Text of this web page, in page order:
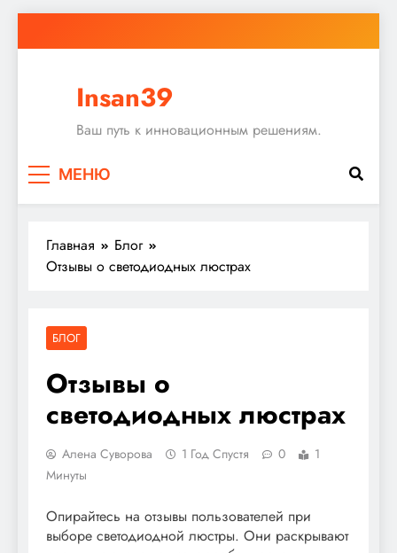
к
Insan39
Ваш путь к инновационным решениям.
МЕНЮ
Главная
Блог
Отзывы о светодиодных люстрах
БЛОГ
Отзывы о
светодиодных люстрах
Алена Суворова 1 Год Спустя 0
1
Минуты
Опирайтесь на отзывы пользователей при
выборе светодиодной люстры. Они раскрывают